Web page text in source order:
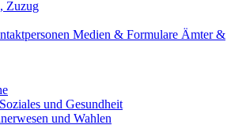
Zuzug
Medien & Formulare Ämter &
und Gesundheit
und Wahlen